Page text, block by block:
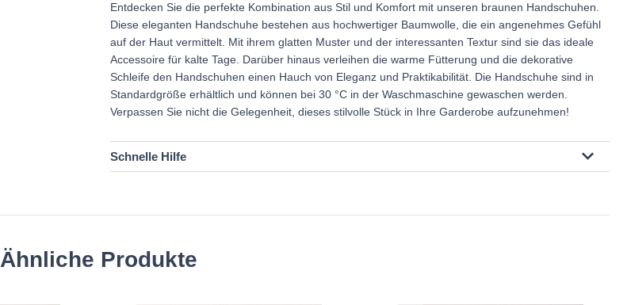
Entdecken Sie die perfekte Kombination aus Stil und Komfort mit unseren braunen Handschuhen.
Diese eleganten Handschuhe bestehen aus hochwertiger Baumwolle, die ein angenehmes Gefühl
auf der Haut vermittelt. Mit ihrem glatten Muster und der interessanten Textur sind sie das ideale
Accessoire für kalte Tage. Darüber hinaus verleihen die warme Fütterung und die dekorative
Schleife den Handschuhen einen Hauch von Eleganz und Praktikabilität. Die Handschuhe sind in
Standardgröße erhältlich und können bei 30 °C in der Waschmaschine gewaschen werden.
Verpassen Sie nicht die Gelegenheit, dieses stilvolle Stück in Ihre Garderobe aufzunehmen!
Schnelle Hilfe
Ähnliche Produkte